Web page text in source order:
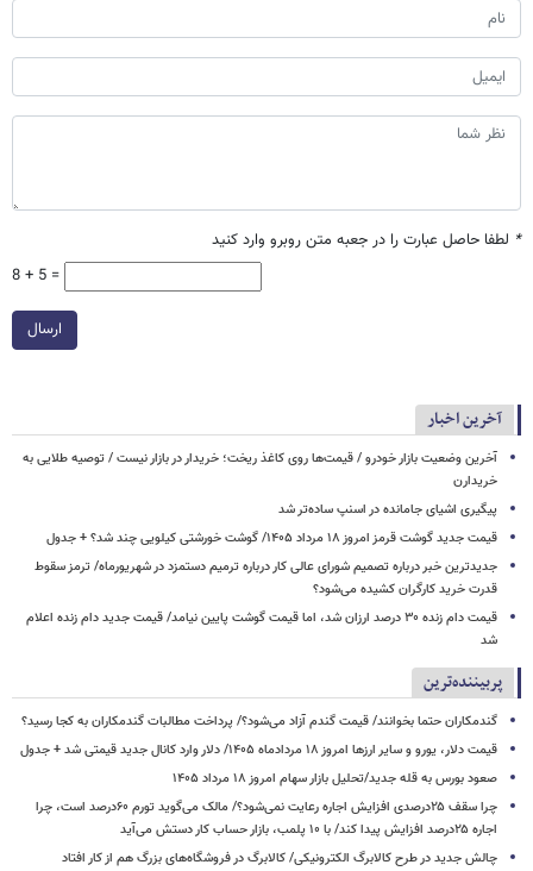
* لطفا حاصل عبارت را در جعبه متن روبرو وارد کنید
8 + 5 =
ارسال
آخرین اخبار
آخرین وضعیت بازار خودرو / قیمت‌ها روی کاغذ ریخت؛ خریدار در بازار نیست / توصیه طلایی به
خریدارن
پیگیری اشیای جامانده در اسنپ ساده‌تر شد
قیمت جدید گوشت قرمز امروز ۱۸ مرداد ۱۴۰۵/ گوشت خورشتی کیلویی چند شد؟ + جدول
جدیدترین خبر درباره تصمیم شورای عالی کار درباره ترمیم دستمزد در شهریورماه/ ترمز سقوط
قدرت خرید کارگران کشیده می‌شود؟
قیمت دام زنده ۳۰ درصد ارزان شد، اما قیمت گوشت پایین نیامد/ قیمت جدید دام زنده اعلام
شد
پربیننده‌ترین
گندمکاران حتما بخوانند/ قیمت گندم آزاد می‌شود؟/ پرداخت مطالبات گندمکاران به کجا رسید؟
قیمت دلار، یورو و سایر ارزها امروز ۱۸ مردادماه ۱۴۰۵/ دلار وارد کانال جدید قیمتی شد + جدول
صعود بورس به قله جدید/تحلیل بازار سهام امروز ۱۸ مرداد ۱۴۰۵
چرا سقف ۲۵درصدی افزایش اجاره رعایت نمی‌شود؟/ مالک می‌گوید تورم ۶۰درصد است، چرا
اجاره ۲۵درصد افزایش پیدا کند/ با ۱۰ پلمب، بازار حساب کار دستش می‌آید
چالش جدید در طرح کالابرگ الکترونیکی/ کالابرگ در فروشگاه‌های بزرگ هم از کار افتاد